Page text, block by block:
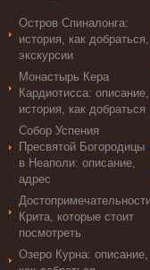
Остров Спиналонга:
история, как добраться,
экскурсии
Монастырь Кера
Кардиотисса: описание,
история, как добраться
Собор Успения
Пресвятой Богородицы
в Неаполи: описание,
адрес
Крита, которые стоит
посмотреть
Озеро Курна: описание,